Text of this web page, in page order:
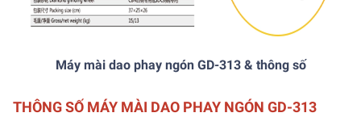
Máy mài dao phay ngón GD-313 & thông số
THÔNG SỐ MÁY MÀI DAO PHAY NGÓN GD-313